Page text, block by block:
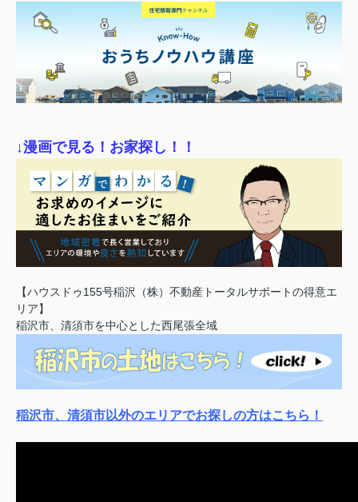
↓漫画で見る！お家探し！！
【ハウスドゥ155号稲沢（株）不動産トータルサポートの得意エ
リア】
稲沢市、清須市を中心とした西尾張全域
稲沢市、清須市以外のエリアでお探しの方はこちら！